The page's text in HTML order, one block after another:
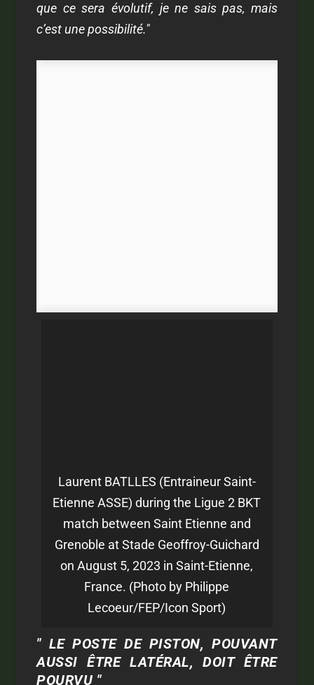
que ce sera évolutif, je ne sais pas, mais
c’est une possibilité."
Laurent BATLLES (Entraineur Saint-
Etienne ASSE) during the Ligue 2 BKT
match between Saint Etienne and
Grenoble at Stade Geoffroy-Guichard
on August 5, 2023 in Saint-Etienne,
France. (Photo by Philippe
Lecoeur/FEP/Icon Sport)
" LE POSTE DE PISTON, POUVANT
AUSSI ÊTRE LATÉRAL, DOIT ÊTRE
POURVU "